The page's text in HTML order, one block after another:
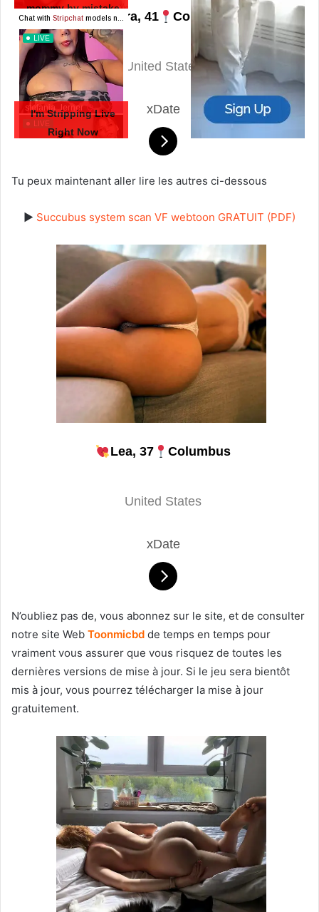
mommy by mistake
RedhandsTube
I'm Stripping Live
Right Now
Klara, 41 Columbus
United States
xDate
Tu peux maintenant aller lire les autres ci-dessous
► Succubus system scan VF webtoon GRATUIT (PDF)
Lea, 37 Columbus
United States
xDate
N’oubliez pas de, vous abonnez sur le site, et de consulter
notre site Web Toonmicbd de temps en temps pour
vraiment vous assurer que vous risquez de toutes les
dernières versions de mise à jour. Si le jeu sera bientôt
mis à jour, vous pourrez télécharger la mise à jour
gratuitement.